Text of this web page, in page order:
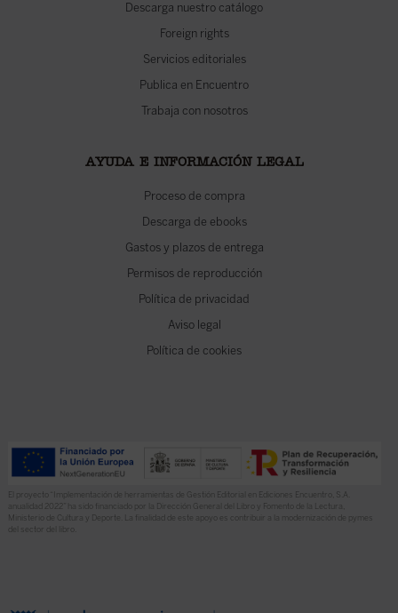
Descarga nuestro catálogo
Foreign rights
Servicios editoriales
Publica en Encuentro
Trabaja con nosotros
AYUDA E INFORMACIÓN LEGAL
Proceso de compra
Descarga de ebooks
Gastos y plazos de entrega
Permisos de reproducción
Política de privacidad
Aviso legal
Política de cookies
El proyecto “Implementación de herramientas de Gestión Editorial en Ediciones Encuentro, S.A.
anualidad 2022” ha sido financiado por la Dirección General del Libro y Fomento de la Lectura,
Ministerio de Cultura y Deporte. La finalidad de este apoyo es contribuir a la modernización de pymes
del sector del libro.